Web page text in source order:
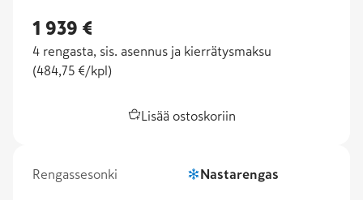
1 939 €
4 rengasta, sis. asennus ja kierrätysmaksu
(484,75 €/kpl )
Lisää ostoskoriin
Rengassesonki Nastarengas